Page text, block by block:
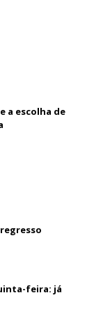
a escolha de
feira: já